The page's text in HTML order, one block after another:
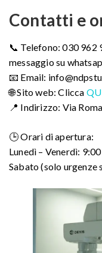
Contatti e
📞 Telefono: 030 962
messaggio su
📧 Email:
🌐 Sito web: Clicca
📍 Indirizzo: Via
🕒 Orari di apertura:
Lunedì – Venerdì:
Sabato (solo urgenze